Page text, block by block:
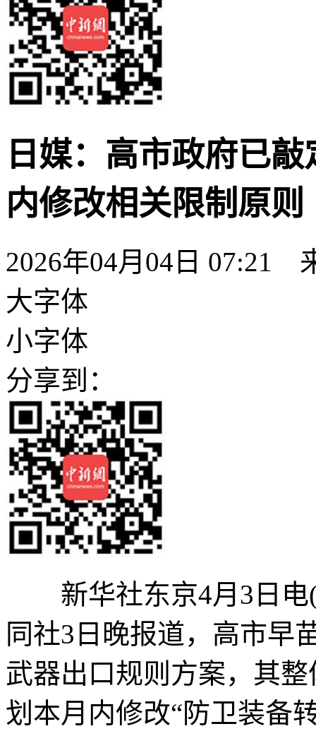
日媒：高市政府已
内修改相关限制原则
2026年04月04日 07:21
大字体
小字体
分享到：
新华社东京4月3日电(
同社3日晚报道，高市早
武器出口规则方案，其
划本月内修改“防卫装备